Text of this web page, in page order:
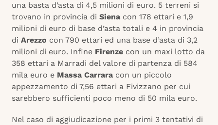
una basta d’asta di 4,5 milioni di euro. 5 terreni si
trovano in provincia di Siena con 178 ettari e 1,9
milioni di euro di base d’asta totali e 4 in provincia
di Arezzo con 790 ettari ed una base d’asta di 3,2
milioni di euro. Infine Firenze con un maxi lotto da
358 ettari a Marradi del valore di partenza di 584
mila euro e Massa Carrara con un piccolo
appezzamento di 7,56 ettari a Fivizzano per cui
sarebbero sufficienti poco meno di 50 mila euro.
Nel caso di aggiudicazione per i primi 3 tentativi di